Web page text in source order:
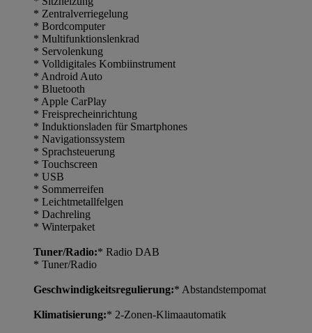
* Zentralverriegelung
* Bordcomputer
* Multifunktionslenkrad
* Servolenkung
* Volldigitales Kombiinstrument
* Android Auto
* Bluetooth
* Apple CarPlay
* Freisprecheinrichtung
* Induktionsladen für Smartphones
* Navigationssystem
* Sprachsteuerung
* Touchscreen
* USB
* Sommerreifen
* Leichtmetallfelgen
* Dachreling
* Winterpaket
Tuner/Radio:* Radio DAB
* Tuner/Radio
Geschwindigkeitsregulierung:* Abstandstempomat
Klimatisierung:* 2-Zonen-Klimaautomatik